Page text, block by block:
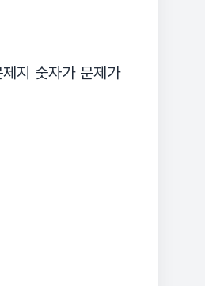
지 숫자가 문제가